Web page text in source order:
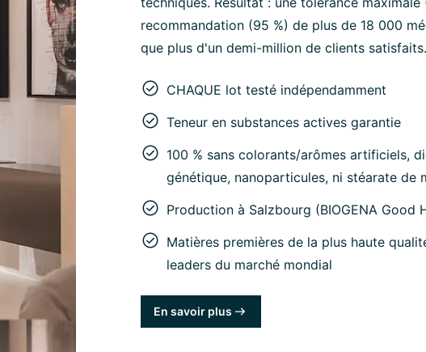
recommandation (95 %) de plus de 18 000
que plus d'un demi-million de clients satisfaits.
CHAQUE lot testé indépendamment
Teneur en substances actives garantie
100 % sans colorants/arômes artificiels,
génétique, nanoparticules, ni stéarate de
Production à Salzbourg (BIOGENA Good
Matières premières de la plus haute
leaders du marché mondial
En savoir plus